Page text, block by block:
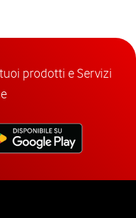
prodotti e Servizi